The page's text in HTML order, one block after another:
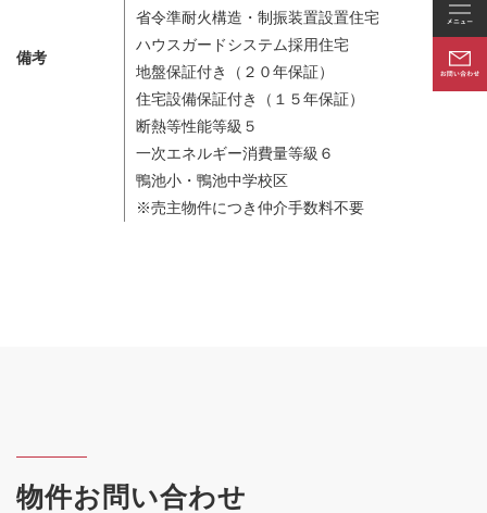
備考
省令準耐火構造・制振装置設置住宅
ハウスガードシステム採用住宅
地盤保証付き（２０年保証）
住宅設備保証付き（１５年保証）
断熱等性能等級５
一次エネルギー消費量等級６
鴨池小・鴨池中学校区
※売主物件につき仲介手数料不要
物件お問い合わせ